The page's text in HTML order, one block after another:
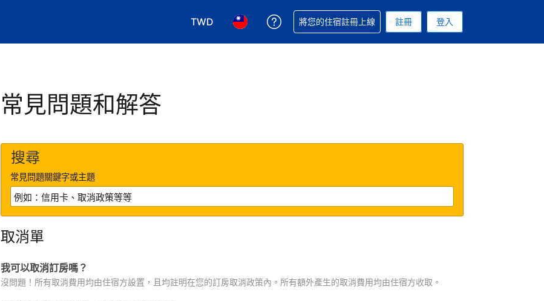
TWD
選擇您使用的幣別. 您現在所使用的幣別為新台幣
選擇您使用的語言. 您目前所選的語言是繁體中文
取得訂單相關協助
將您的住宿註冊上線 註冊 登入
常見問題和解答
搜尋
常見問題關鍵字或主題
取消單
我可以取消訂房嗎？
沒問題！所有取消費用均由住宿方設置，且均註明在您的訂房取消政策內。所有額外產生的取消費用均由住宿方收取。